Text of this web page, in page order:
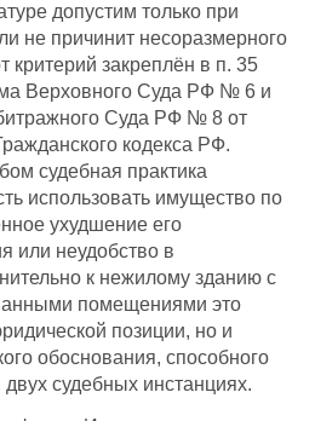
допустим только при
не причинит несоразмерного
критерий закреплён в п. 35
Верховного Суда РФ № 6 и
Суда РФ № 8 от
кодекса РФ.
судебная практика
использовать имущество по
ухудшение его
или неудобство в
к нежилому зданию с
помещениями это
позиции, но и
обоснования, способного
судебных инстанциях.